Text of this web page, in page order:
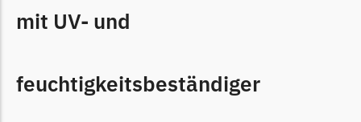
Scheppach Messer
Segway
mit UV- und
feuchtigkeitsbeständiger